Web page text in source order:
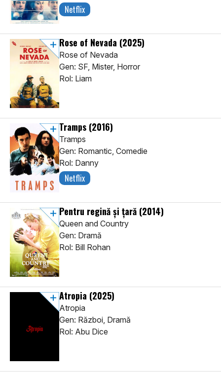
Netflix
Rose of Nevada (2025)
Rose of Nevada
Gen: SF, Mister, Horror
Rol: Liam
Tramps (2016)
Tramps
Gen: Romantic, Comedie
Rol: Danny
Netflix
Pentru regină și țară (2014)
Queen and Country
Gen: Dramă
Rol: Bill Rohan
Atropia (2025)
Atropia
Gen: Război, Dramă
Rol: Abu Dice